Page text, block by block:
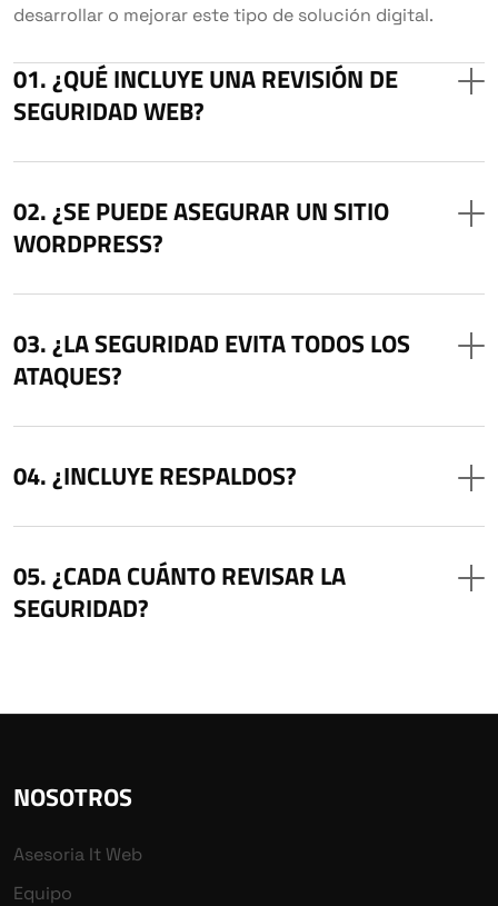
desarrollar o mejorar este tipo de solución digital.
¿QUÉ INCLUYE UNA REVISIÓN DE
SEGURIDAD WEB?
¿SE PUEDE ASEGURAR UN SITIO
WORDPRESS?
¿LA SEGURIDAD EVITA TODOS LOS
ATAQUES?
¿INCLUYE RESPALDOS?
¿CADA CUÁNTO REVISAR LA
SEGURIDAD?
NOSOTROS
Asesoria It Web
Equipo